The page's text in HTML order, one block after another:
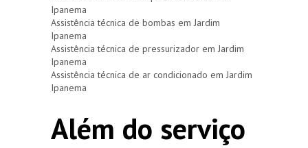
Ipanema
Assistência técnica de bombas em Jardim
Ipanema
Assistência técnica de pressurizador em Jardim
Ipanema
Assistência técnica de ar condicionado em Jardim
Ipanema
Além do serviço